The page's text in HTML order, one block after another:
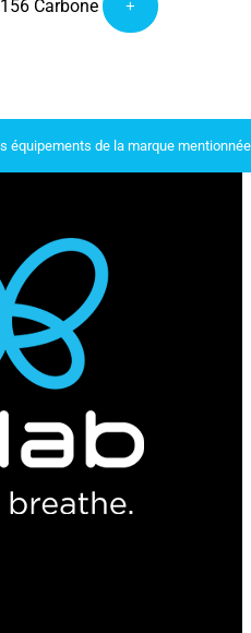
Carbone +
équipements de la marque